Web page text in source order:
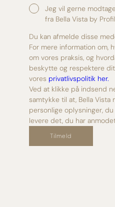
Jeg vil gerne
fra Bella Vista by
Du kan afmelde disse
For mere information om,
om vores praksis, og
beskytte og respektere
vores privatlivspolitik her.
Ved at klikke på indsend
samtykke til at, Bella Vista
personlige oplysninger,
levere det, du har